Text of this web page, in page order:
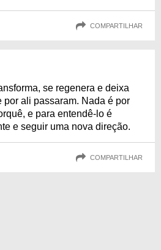
COMPARTILHAR
se regenera e deixa
ali passaram. Nada é por
e para entendê-lo é
e seguir uma nova direção.
COMPARTILHAR